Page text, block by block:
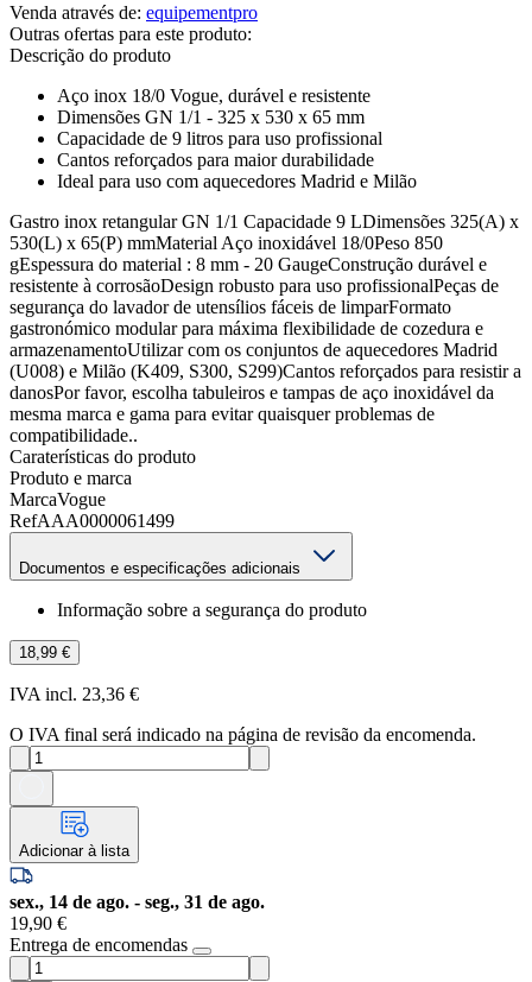
Venda através de: equipementpro
Outras ofertas para este produto:
Descrição do produto
Aço inox 18/0 Vogue, durável e resistente
Dimensões GN 1/1 - 325 x 530 x 65 mm
Capacidade de 9 litros para uso profissional
Cantos reforçados para maior durabilidade
Ideal para uso com aquecedores Madrid e Milão
Gastro inox retangular GN 1/1 Capacidade 9 LDimensões 325(A) x
530(L) x 65(P) mmMaterial Aço inoxidável 18/0Peso 850
gEspessura do material : 8 mm - 20 GaugeConstrução durável e
resistente à corrosãoDesign robusto para uso profissionalPeças de
segurança do lavador de utensílios fáceis de limparFormato
gastronómico modular para máxima flexibilidade de cozedura e
armazenamentoUtilizar com os conjuntos de aquecedores Madrid
(U008) e Milão (K409, S300, S299)Cantos reforçados para resistir a
danosPor favor, escolha tabuleiros e tampas de aço inoxidável da
mesma marca e gama para evitar quaisquer problemas de
compatibilidade..
Caraterísticas do produto
Produto e marca
MarcaVogue
RefAAA0000061499
Documentos e especificações adicionais
Informação sobre a segurança do produto
18,99 €
IVA incl. 23,36 €
O IVA final será indicado na página de revisão da encomenda.
Adicionar à lista
sex., 14 de ago. - seg., 31 de ago.
19,90 €
Entrega de encomendas